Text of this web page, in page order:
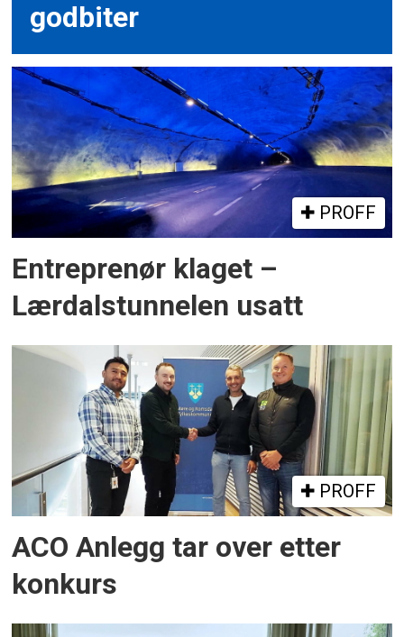
godbiter
PROFF
Entreprenør klaget –
Lærdalstunnelen usatt
PROFF
ACO Anlegg tar over etter
konkurs